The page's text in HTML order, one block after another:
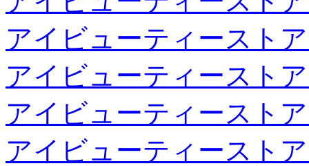
アイビューティースト
アイビューティースト
アイビューティースト
アイビューティースト